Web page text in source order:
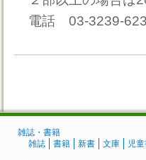
電話 03-3239-
雑誌・書籍
雑誌
書籍 新書 文庫 児